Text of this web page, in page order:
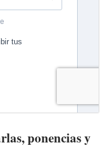
ponencias y